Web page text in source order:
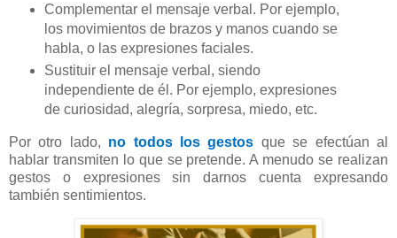
Complementar el mensaje verbal. Por ejemplo,
los movimientos de brazos y manos cuando se
habla, o las expresiones faciales.
Sustituir el mensaje verbal, siendo
independiente de él. Por ejemplo, expresiones
de curiosidad, alegría, sorpresa, miedo, etc.
Por otro lado, no todos los gestos que se efectúan al
hablar transmiten lo que se pretende. A menudo se realizan
gestos o expresiones sin darnos cuenta expresando
también sentimientos.